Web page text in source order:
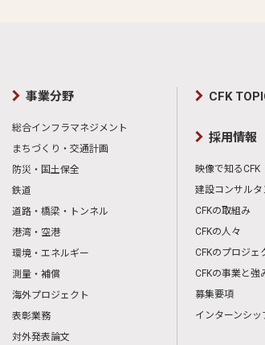
事業分野
総合インフラマネジメント
まちづくり・交通計画
防災・国土保全
鉄道
道路・橋梁・トンネル
港湾・空港
環境・エネルギー
測量・補償
海外プロジェクト
表彰業務
対外発表論文
CFK
採用情報
映像で知るCFK
建設コンサル
CFKの取組み
CFKの人々
CFKのプロジェ
CFKの事業と強
募集要項
インターンシッ